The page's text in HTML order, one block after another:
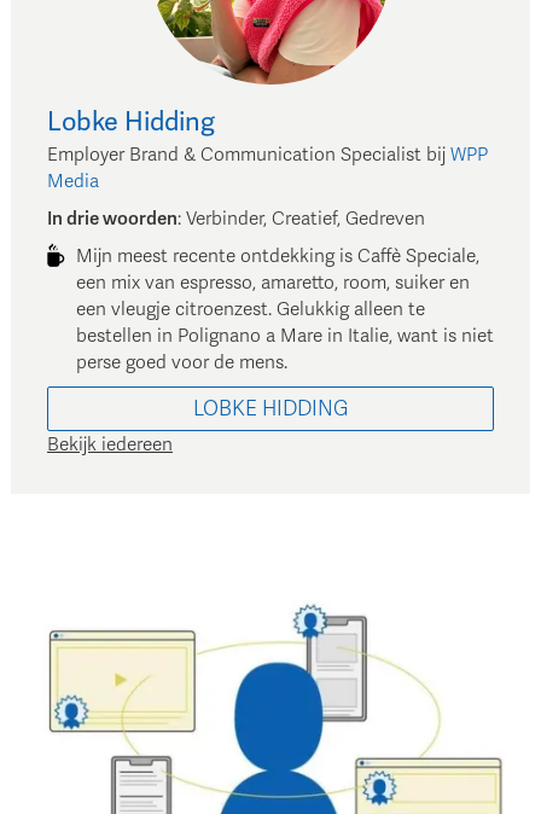
Lobke Hidding
Employer Brand & Communication Specialist bij WPP
Media
In drie woorden: Verbinder, Creatief, Gedreven
Mijn meest recente ontdekking is Caffè Speciale,
een mix van espresso, amaretto, room, suiker en
een vleugje citroenzest. Gelukkig alleen te
bestellen in Polignano a Mare in Italie, want is niet
perse goed voor de mens.
LOBKE HIDDING
Bekijk iedereen